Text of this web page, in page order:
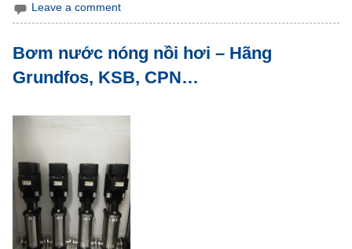
Leave a comment
Bơm nước nóng nồi hơi – Hãng
Grundfos, KSB, CPN…